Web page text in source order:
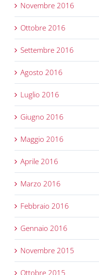
Novembre 2016
Ottobre 2016
Settembre 2016
Agosto 2016
Luglio 2016
Giugno 2016
Maggio 2016
Aprile 2016
Marzo 2016
Febbraio 2016
Gennaio 2016
Novembre 2015
Ottobre 2015